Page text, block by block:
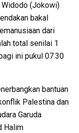
(Jokowi)
bakal
dari
total senilai 1
ini pukul 07.30
bantuan
Palestina dan
Garuda
Halim